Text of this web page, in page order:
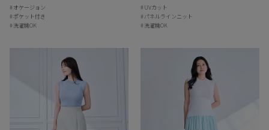
オケージョン
ポケット付き
洗濯機OK
UVカット
パネルラインニット
洗濯機OK